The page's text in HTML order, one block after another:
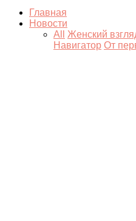
Главная
Новости
All
Женский
Навигатор От